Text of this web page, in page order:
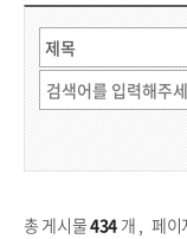
총 게시물434개 , 페이